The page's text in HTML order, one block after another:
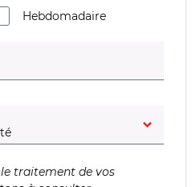
Hebdomadaire
obligatoire)
traitement de vos